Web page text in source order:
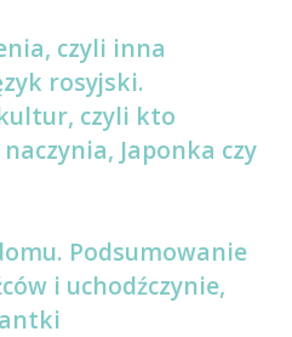
czyli inna
rosyjski.
czyli kto
Japonka czy
Podsumowanie
i uchodźczynie,